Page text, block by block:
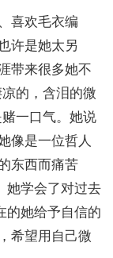
喜欢毛衣编
许是她太另
带来很多她不
的，含泪的微
一口气。她说
像是一位哲人
东西而痛苦
她学会了对过去
的她给予自信的
希望用自己微